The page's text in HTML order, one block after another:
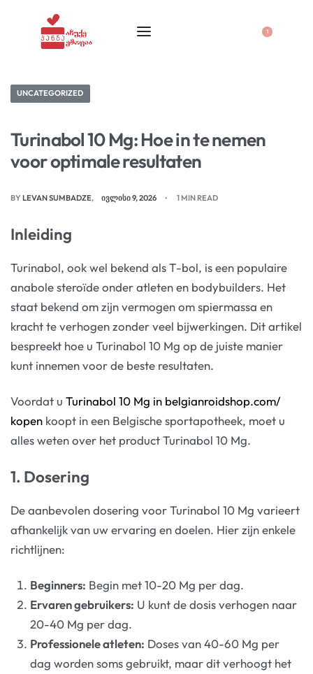
1
UNCATEGORIZED
Turinabol 10 Mg: Hoe in te nemen
voor optimale resultaten
BY LEVAN SUMBADZE ᲘᲕᲚᲘᲡᲘ 9, 2026 1 MIN READ
Inleiding
Turinabol, ook wel bekend als T-bol, is een populaire
anabole steroïde onder atleten en bodybuilders. Het
staat bekend om zijn vermogen om spiermassa en
kracht te verhogen zonder veel bijwerkingen. Dit artikel
bespreekt hoe u Turinabol 10 Mg op de juiste manier
kunt innemen voor de beste resultaten.
Voordat u Turinabol 10 Mg in belgianroidshop.com/
kopen koopt in een Belgische sportapotheek, moet u
alles weten over het product Turinabol 10 Mg.
1. Dosering
De aanbevolen dosering voor Turinabol 10 Mg varieert
afhankelijk van uw ervaring en doelen. Hier zijn enkele
richtlijnen:
Beginners: Begin met 10-20 Mg per dag.
Ervaren gebruikers: U kunt de dosis verhogen naar
20-40 Mg per dag.
Professionele atleten: Doses van 40-60 Mg per
dag worden soms gebruikt, maar dit verhoogt het